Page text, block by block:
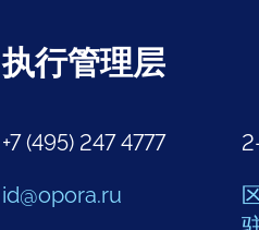
执行管理层
+7 (495) 247 4777
id@opora.ru